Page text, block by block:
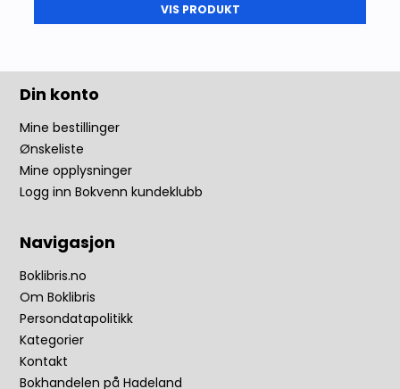
VIS PRODUKT
Din konto
Mine bestillinger
Ønskeliste
Mine opplysninger
Logg inn Bokvenn kundeklubb
Navigasjon
Boklibris.no
Om Boklibris
Persondatapolitikk
Kategorier
Kontakt
Bokhandelen på Hadeland